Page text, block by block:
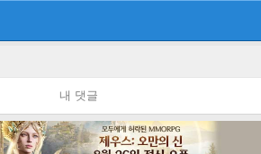
내 댓글